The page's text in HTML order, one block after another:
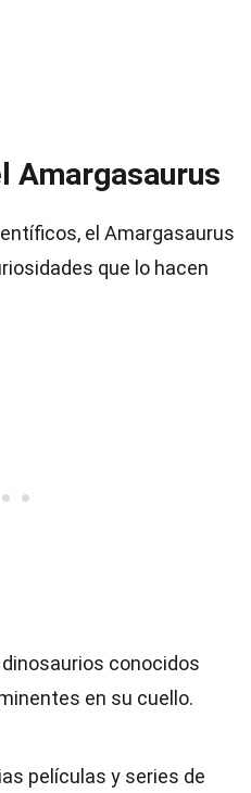
Amargasaurus
el Amargasaurus
que lo hacen
conocidos
en su cuello.
películas y series de